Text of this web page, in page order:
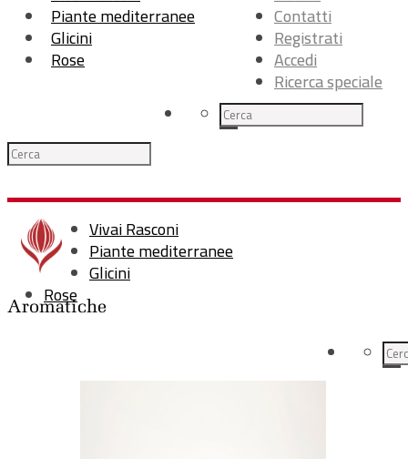
Contatti
Registrati
Accedi
Ricerca speciale
Piante mediterranee
Glicini
Rose
Vivai Rasconi
Piante mediterranee
Glicini
Rose
Aromatiche